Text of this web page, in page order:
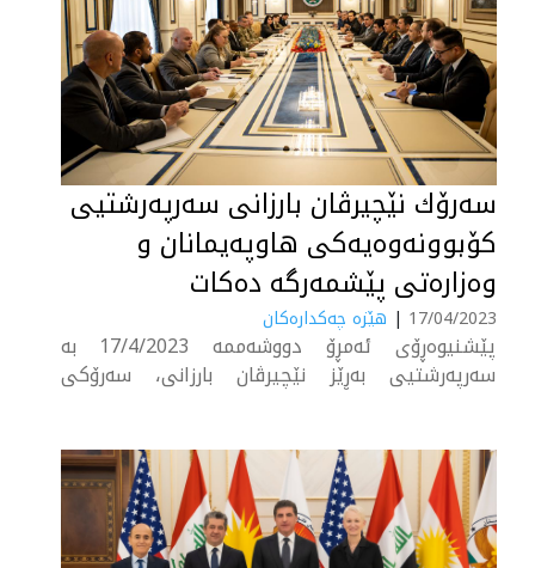
سەرۆك نێچیرڤان بارزانی سەرپەرشتیی
كۆبوونەوەیەكی هاوپەیمانان و
وەزارەتی پێشمەرگە دەكات
17/04/2023
| هێزە چەکدارەکان
پێشنیوەڕۆی ئەمڕۆ دووشەممە 17/4/2023 بە
سەرپەرشتیی بەڕێز نێچیرڤان بارزانی، سەرۆكی
جەنەرال ماثيو مكفارلن فەرماندەی هاوبەشی هێزی
هاوپەیمان لە عێراق و سووریا و وەزارەتی پێشمەرگە
و دەزگا پەیوەندیدارەكانی دیكەی هەرێمی كوردستان
بەڕێوەچوو. لە....